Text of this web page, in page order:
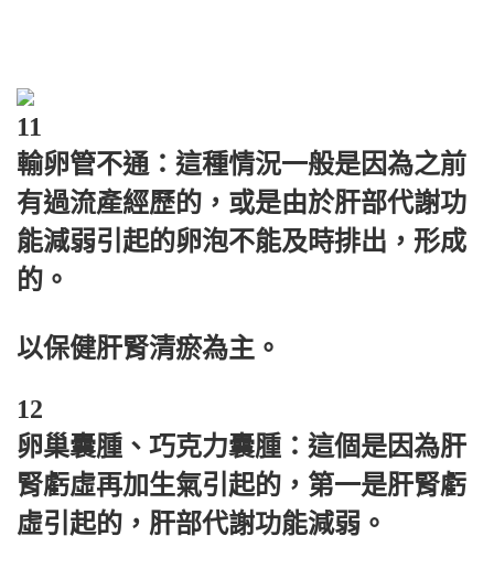
11
輸卵管不通：這種情況一般是因為之前
有過流產經歷的，或是由於肝部代謝功
能減弱引起的卵泡不能及時排出，形成
的。
以保健肝腎清瘀為主。
12
卵巢囊腫、巧克力囊腫：這個是因為肝
腎虧虛再加生氣引起的，第一是肝腎虧
虛引起的，肝部代謝功能減弱。